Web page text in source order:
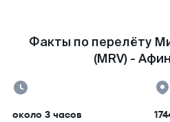
Факты по перелёту
(MRV) -
около 3 часов